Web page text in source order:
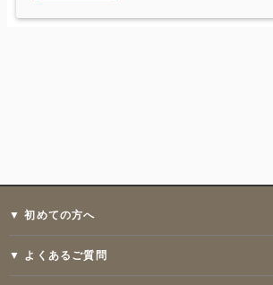
▼ 初めての方へ
▼ よくあるご質問